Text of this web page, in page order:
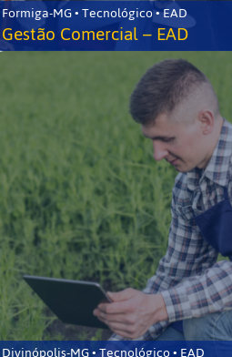
Formiga-MG • Tecnológico • EAD
Gestão Comercial – EAD